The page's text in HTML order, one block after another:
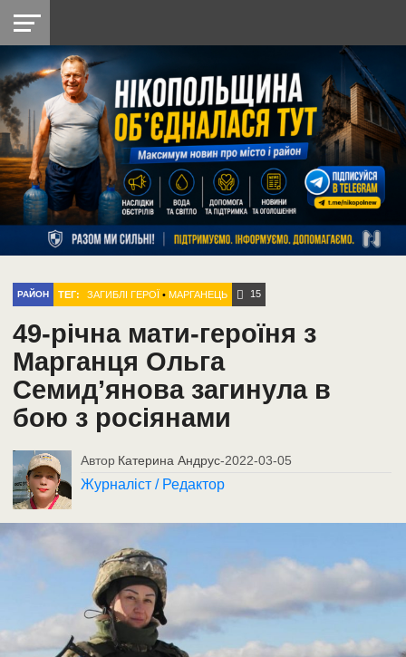
НІКОПОЛЬ
РАЙОН
СІЧЕСЛАВСЬКА
УКРАЇНА
РЕТРО
НІКОПОЛЬ
ЛАЙТ
УКРАЇНА
ДОПОМОГА
РАДІО
РАЙОН ТЕГ: ЗАГИБЛІ ГЕРОЇ •МАРГАНЕЦЬ 15
49-річна мати-героїня з
Марганця Ольга
Семид’янова загинула в
бою з росіянами
Автор Катерина Андрус-2022-03-05
Журналіст / Редактор